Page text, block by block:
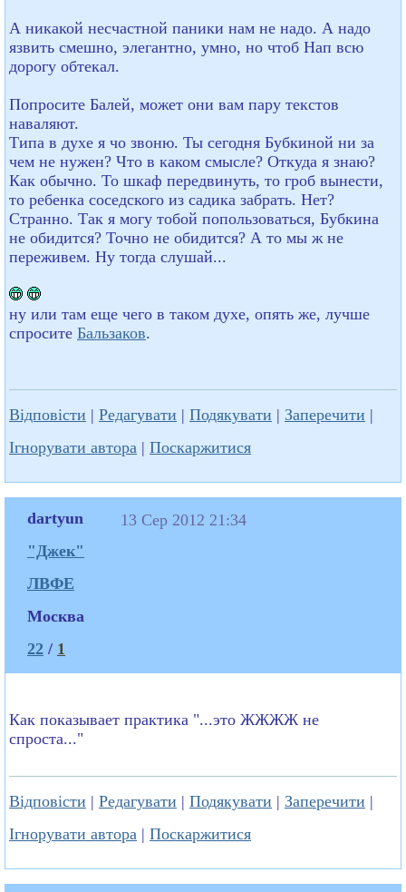
А никакой несчастной паники нам не надо. А надо
язвить смешно, элегантно, умно, но чтоб Нап всю
дорогу обтекал.
Попросите Балей, может они вам пару текстов
наваляют.
Типа в духе я чо звоню. Ты сегодня Бубкиной ни за
чем не нужен? Что в каком смысле? Откуда я знаю?
Как обычно. То шкаф передвинуть, то гроб вынести,
то ребенка соседского из садика забрать. Нет?
Странно. Так я могу тобой попользоваться, Бубкина
не обидится? Точно не обидится? А то мы ж не
переживем. Ну тогда слушай...
ну или там еще чего в таком духе, опять же, лучше
спросите Бальзаков.
Відповісти | Редагувати | Подякувати | Заперечити |
Ігнорувати автора | Поскаржитися
dartyun
"Джек"
ЛВФЕ
Москва
22 / 1
13 Сер 2012 21:34
Как показывает практика "...это ЖЖЖЖ не
спроста..."
Відповісти | Редагувати | Подякувати | Заперечити |
Ігнорувати автора | Поскаржитися